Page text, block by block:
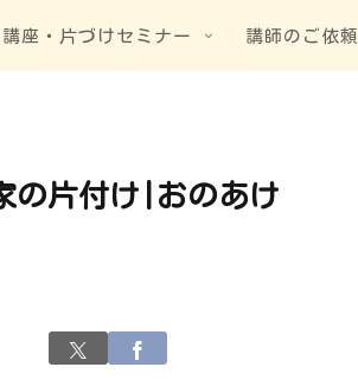
座・片づけセミナー 講師のご依頼
の片付け|おのあけ